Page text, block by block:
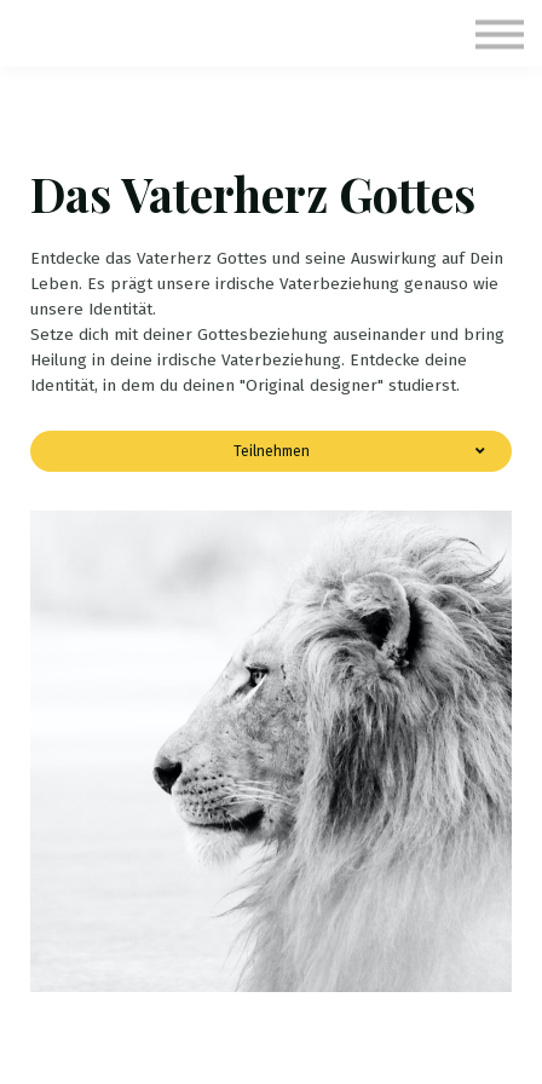
Das Vaterherz Gottes
Entdecke das Vaterherz Gottes und seine Auswirkung auf Dein
Leben. Es prägt unsere irdische Vaterbeziehung genauso wie
unsere Identität.
Setze dich mit deiner Gottesbeziehung auseinander und bring
Heilung in deine irdische Vaterbeziehung. Entdecke deine
Identität, in dem du deinen "Original designer" studierst.
Teilnehmen